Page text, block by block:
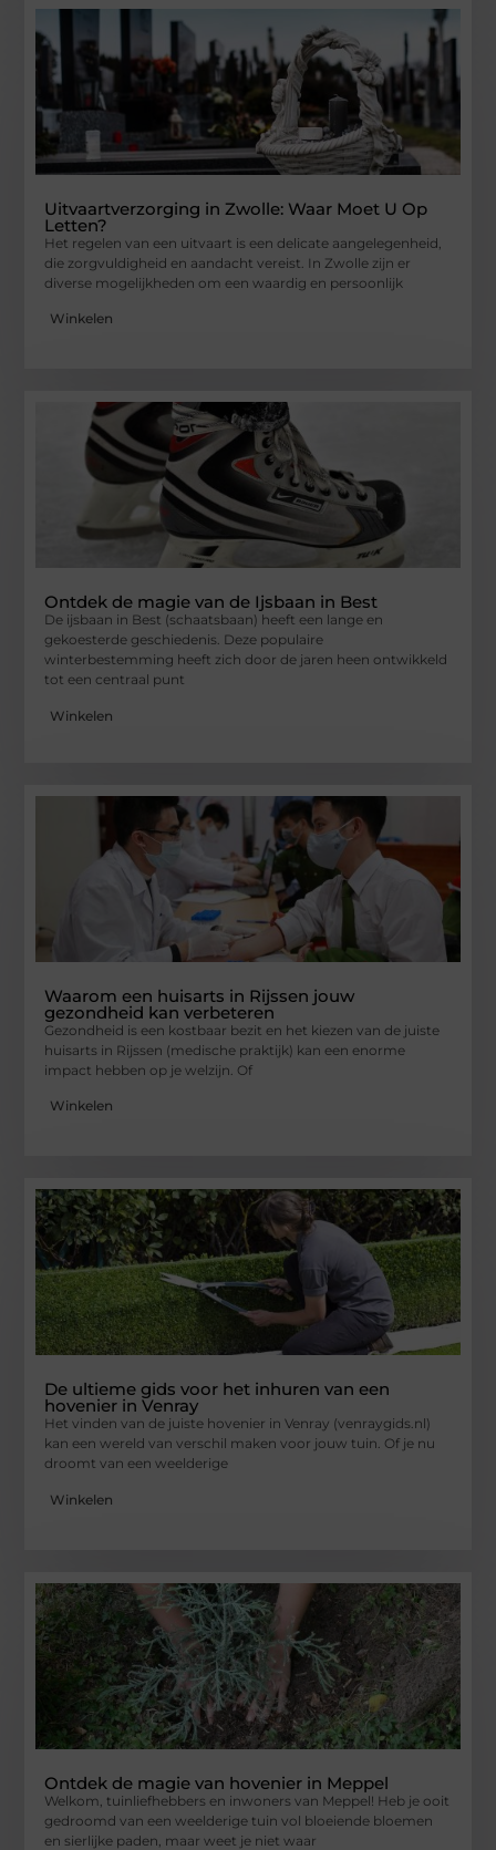
Uitvaartverzorging in Zwolle: Waar Moet U Op
Letten?
Het regelen van een uitvaart is een delicate aangelegenheid,
die zorgvuldigheid en aandacht vereist. In Zwolle zijn er
diverse mogelijkheden om een waardig en persoonlijk
Winkelen
Ontdek de magie van de Ijsbaan in Best
De ijsbaan in Best (schaatsbaan) heeft een lange en
gekoesterde geschiedenis. Deze populaire
winterbestemming heeft zich door de jaren heen ontwikkeld
tot een centraal punt
Winkelen
Waarom een huisarts in Rijssen jouw
gezondheid kan verbeteren
Gezondheid is een kostbaar bezit en het kiezen van de juiste
huisarts in Rijssen (medische praktijk) kan een enorme
impact hebben op je welzijn. Of
Winkelen
De ultieme gids voor het inhuren van een
hovenier in Venray
Het vinden van de juiste hovenier in Venray (venraygids.nl)
kan een wereld van verschil maken voor jouw tuin. Of je nu
droomt van een weelderige
Winkelen
Ontdek de magie van hovenier in Meppel
Welkom, tuinliefhebbers en inwoners van Meppel! Heb je ooit
gedroomd van een weelderige tuin vol bloeiende bloemen
en sierlijke paden, maar weet je niet waar